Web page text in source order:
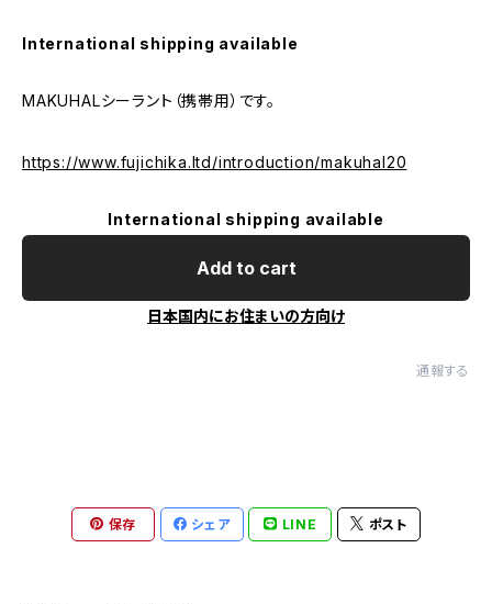
International shipping available
MAKUHALシーラント（携帯用）です。
https://www.fujichika.ltd/introduction/makuhal20
International shipping available
Add to cart
日本国内にお住まいの方向け
通報する
保存 シェア LINE ポスト